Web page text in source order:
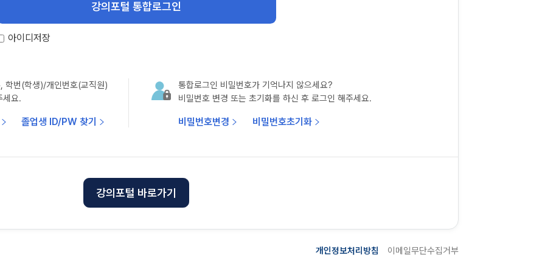
아이디저장
학번(학생)/개인번호(교직원)
세요.
졸업생 ID/PW 찾기
통합로그인 비밀번호가 기억나지 않으세요?
비밀번호 변경 또는 초기화를 하신 후 로그인 해주세요.
비밀번호변경 비밀번호초기화
강의포털 바로가기
개인정보처리방침 이메일무단수집거부